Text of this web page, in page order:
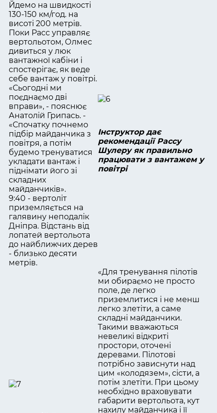
Йдемо на швидкості
130-150 км/год. на
висоті 200 метрів.
Поки Расс управляє
вертольотом, Олмес
дивиться у люк
вантажної кабіни і
спостерігає, як веде
себе вантаж у повітрі.
«Сьогодні ми
поєднаємо дві
вправи», - пояснює
Анатолій Грипась. -
«Спочатку почнемо
підбір майданчика з
повітря, а потім
будемо тренуватися
укладати вантаж і
піднімати його зі
складних
майданчиків».
9:40 - вертоліт
приземляється на
галявину неподалік
Дніпра. Відстань від
лопатей вертольота
до найближчих дерев
- близько десяти
метрів.
Інструктор дає
рекомендації Рассу
Шулеру як правильно
працювати з вантажем у
повітрі
«Для тренування пілотів
ми обираємо не просто
поле, де легко
приземлитися і не менш
легко злетіти, а саме
складні майданчики.
Такими вважаються
невеликі відкриті
простори, оточені
деревами. Пілотові
потрібно зависнути над
цим «колодязем», сісти, а
потім злетіти. При цьому
необхідно враховувати
габарити вертольота, кут
нахилу майданчика і її